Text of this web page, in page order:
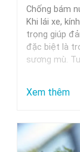
Chống bám
Khi lái xe,
trọng giúp
đặc biệt là
sương mù.
Xem thêm: